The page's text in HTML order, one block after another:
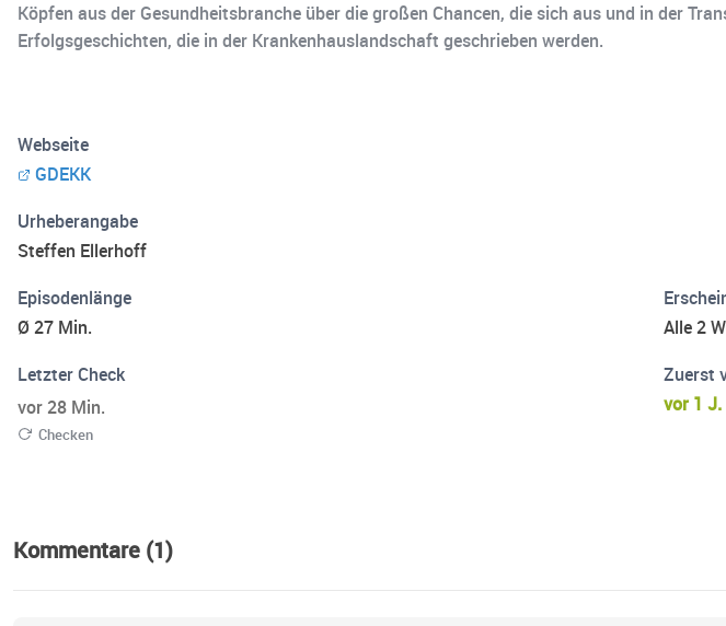
Köpfen aus der Gesundheitsbranche über die großen Chancen, die sich aus und in der
Erfolgsgeschichten, die in der Krankenhauslandschaft geschrieben werden.
Webseite
GDEKK
Urheberangabe
Steffen Ellerhoff
Episodenlänge
Ø 27 Min.
Alle 2
Letzter Check
vor 28 Min.
Checken
Zuerst
vor 1 J.
Kommentare (1)